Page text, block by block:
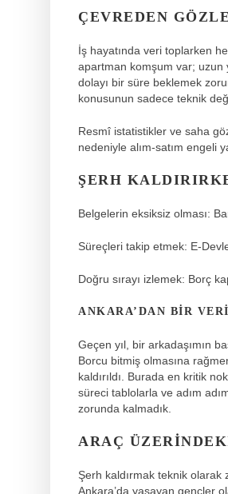
ÇEVREDEN
İş hayatında veri toplarken
apartman komşum var; uzun
dolayı bir süre beklemek
konusunun sadece teknik
Resmî istatistikler ve saha
nedeniyle alım-satım engeli
ŞERH
Belgelerin eksiksiz olması:
Süreçleri takip etmek: E-
Doğru sırayı izlemek: Borç
ANKARA’DAN BIR
Geçen yıl, bir arkadaşımın
Borcu bitmiş olmasına
kaldırıldı. Burada en kritik
süreci tablolarla ve adım
zorunda kalmadık.
ARAÇ
Şerh kaldırmak teknik olarak
Ankara’da yaşayan gençler